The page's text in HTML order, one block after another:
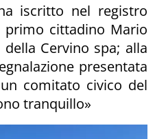
iscritto nel registro
cittadino Mario
Cervino spa; alla
presentata
comitato civico del
tranquillo»